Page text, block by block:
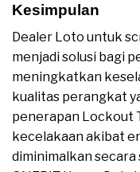
Kesimpulan
Dealer Loto untuk
menjadi solusi bagi
meningkatkan
kualitas perangkat
penerapan Lockout
kecelakaan akibat
diminimalkan